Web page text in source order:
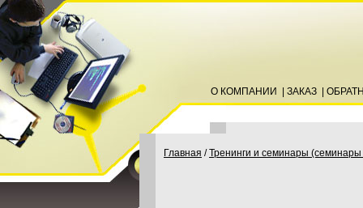
О КОМПАНИИ ЗАКАЗ
Главная /Тренинги и семинары